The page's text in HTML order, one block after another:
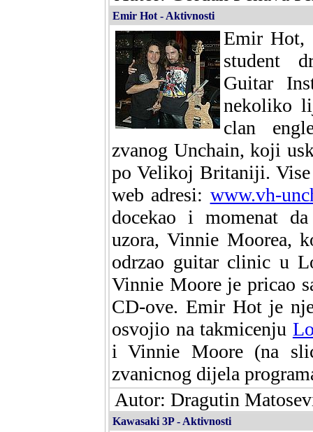
Emir Hot - Aktivnosti
Emir Hot,
student
Guitar
nekoliko
clan
zvanog Unchain, koji
po Velikoj Britaniji.
web adresi: www.vh-
docekao i momenat
uzora, Vinnie Moorea,
odrzao guitar clinic u
Vinnie Moore je pricao
CD-ove. Emir Hot je
osvojio na takmicenju
i Vinnie Moore (na
zvanicnog dijela
Autor: Dragutin
Kawasaki 3P - Aktivnosti